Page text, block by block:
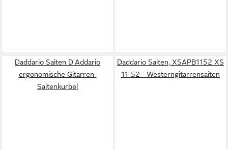
Daddario Saiten D'Addario
ergonomische Gitarren-
Saitenkurbel
Daddario Saiten, XSAPB1152 XS
11-52 - Westerngitarrensaiten